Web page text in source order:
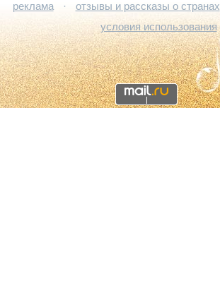
реклама
· отзывы и рассказы о странах
условия использования